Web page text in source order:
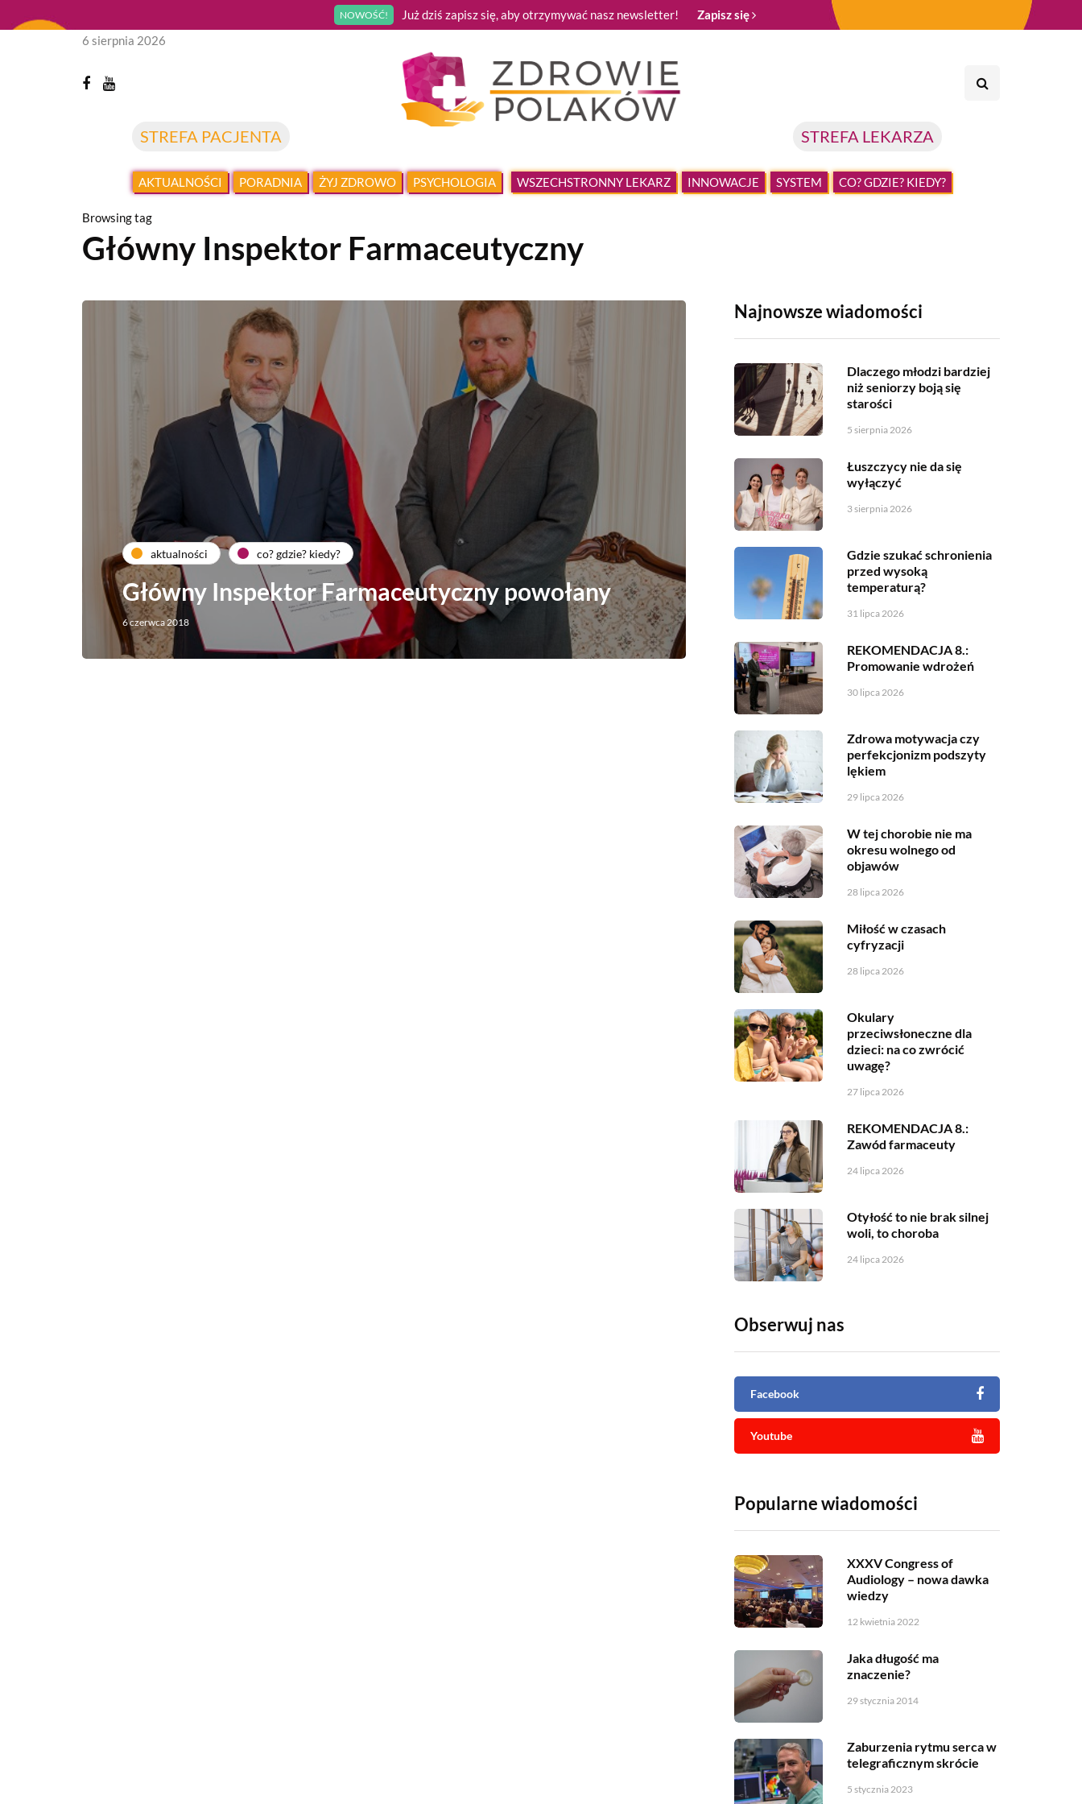
NOWOŚĆ! Już dziś zapisz się, aby otrzymywać nasz newsletter! Zapisz się
STREFA PACJENTA STREFA LEKARZA
6 sierpnia 2026
AKTUALNOŚCI PORADNIA ŻYJ ZDROWO PSYCHOLOGIA WSZECHSTRONNY LEKARZ INNOWACJE SYSTEM CO? GDZIE? KIEDY?
Browsing tag
Główny Inspektor Farmaceutyczny
aktualności co? gdzie? kiedy?
Główny Inspektor Farmaceutyczny powołany
6 czerwca 2018
Najnowsze wiadomości
Dlaczego młodzi bardziej
niż seniorzy boją się
starości
5 sierpnia 2026
Łuszczycy nie da się
wyłączyć
3 sierpnia 2026
Gdzie szukać schronienia
przed wysoką
temperaturą?
31 lipca 2026
REKOMENDACJA 8.:
Promowanie wdrożeń
30 lipca 2026
Zdrowa motywacja czy
perfekcjonizm podszyty
lękiem
29 lipca 2026
W tej chorobie nie ma
okresu wolnego od
objawów
28 lipca 2026
Miłość w czasach
cyfryzacji
28 lipca 2026
Okulary
przeciwsłoneczne dla
dzieci: na co zwrócić
uwagę?
27 lipca 2026
REKOMENDACJA 8.:
Zawód farmaceuty
24 lipca 2026
Otyłość to nie brak silnej
woli, to choroba
24 lipca 2026
Obserwuj nas
Facebook
Youtube
Popularne wiadomości
XXXV Congress of
Audiology – nowa dawka
wiedzy
12 kwietnia 2022
Jaka długość ma
znaczenie?
29 stycznia 2014
Zaburzenia rytmu serca w
telegraficznym skrócie
5 stycznia 2023